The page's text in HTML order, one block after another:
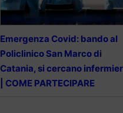
Emergenza Covid: bando al
Policlinico San Marco di
Catania, si cercano
| COME PARTECIPARE